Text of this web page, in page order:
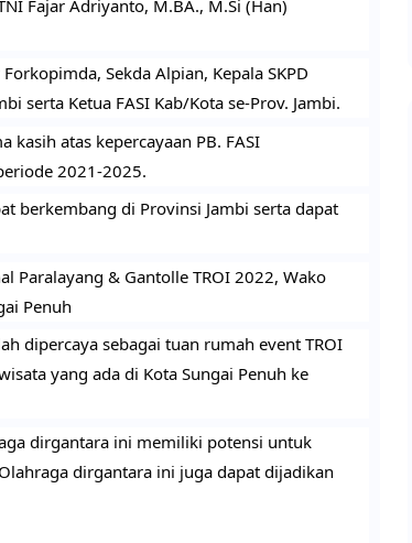
Fajar Adriyanto, M.BA., M.Si (Han)
Sekda Alpian, Kepala SKPD
serta Ketua FASI Kab/Kota se-Prov. Jambi.
atas kepercayaan PB. FASI
2021-2025.
berkembang di Provinsi Jambi serta dapat
Paralayang & Gantolle TROI 2022, Wako
Penuh
dipercaya sebagai tuan rumah event TROI
yang ada di Kota Sungai Penuh ke
dirgantara ini memiliki potensi untuk
dirgantara ini juga dapat dijadikan